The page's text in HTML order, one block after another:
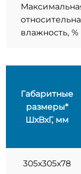
влажность, %
Габаритные
размеры*
ШхВхГ, мм
305x305x78